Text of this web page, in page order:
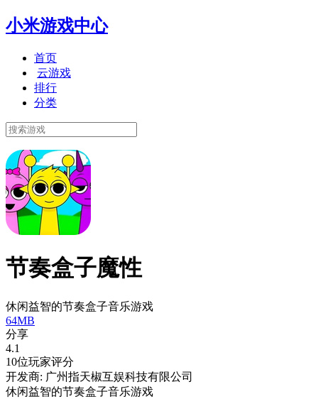
小米游戏中心
首页
云游戏
排行
分类
节奏盒子魔性
休闲益智的节奏盒子音乐游戏
64MB
分享
4.1
10位玩家评分
开发商: 广州指天椒互娱科技有限公司
休闲益智的节奏盒子音乐游戏